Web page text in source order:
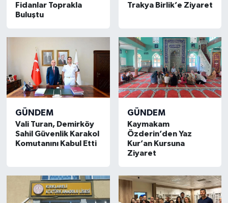
Fidanlar Toprakla
Buluştu
Trakya Birlik’e Ziyaret
GÜNDEM
Vali Turan, Demirköy
Sahil Güvenlik Karakol
Komutanını Kabul Etti
GÜNDEM
Kaymakam
Özderin’den Yaz
Kur’an Kursuna
Ziyaret